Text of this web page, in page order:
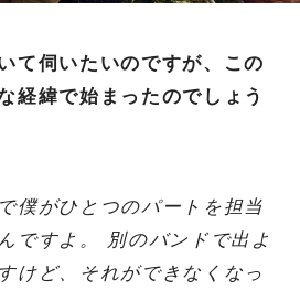
て伺いたいのですが、この
経緯で始まったのでしょう
僕がひとつのパートを担当
ですよ。 別のバンドで出よ
けど、それができなくなっ